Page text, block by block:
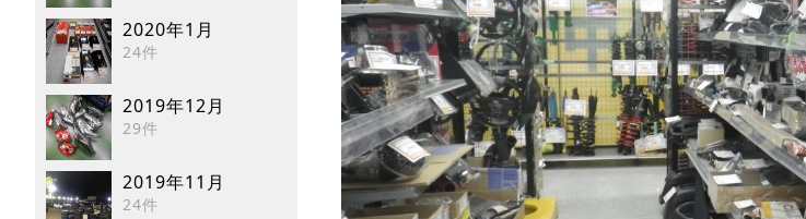
2020年1月
24件
2019年12月
29件
2019年11月
24件